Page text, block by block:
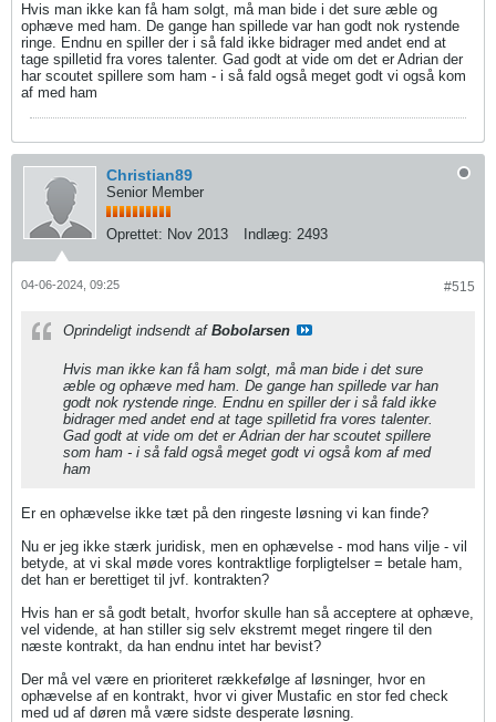
Hvis man ikke kan få ham solgt, må man bide i det sure æble og
ophæve med ham. De gange han spillede var han godt nok rystende
ringe. Endnu en spiller der i så fald ikke bidrager med andet end at
tage spilletid fra vores talenter. Gad godt at vide om det er Adrian der
har scoutet spillere som ham - i så fald også meget godt vi også kom
af med ham
Christian89
Senior Member
Oprettet: Nov 2013 Indlæg: 2493
#515
04-06-2024, 09:25
Oprindeligt indsendt af Bobolarsen
Hvis man ikke kan få ham solgt, må man bide i det sure
æble og ophæve med ham. De gange han spillede var han
godt nok rystende ringe. Endnu en spiller der i så fald ikke
bidrager med andet end at tage spilletid fra vores talenter.
Gad godt at vide om det er Adrian der har scoutet spillere
som ham - i så fald også meget godt vi også kom af med
ham
Er en ophævelse ikke tæt på den ringeste løsning vi kan finde?
Nu er jeg ikke stærk juridisk, men en ophævelse - mod hans vilje - vil
betyde, at vi skal møde vores kontraktlige forpligtelser = betale ham,
det han er berettiget til jvf. kontrakten?
Hvis han er så godt betalt, hvorfor skulle han så acceptere at ophæve,
vel vidende, at han stiller sig selv ekstremt meget ringere til den
næste kontrakt, da han endnu intet har bevist?
Der må vel være en prioriteret rækkefølge af løsninger, hvor en
ophævelse af en kontrakt, hvor vi giver Mustafic en stor fed check
med ud af døren må være sidste desperate løsning.